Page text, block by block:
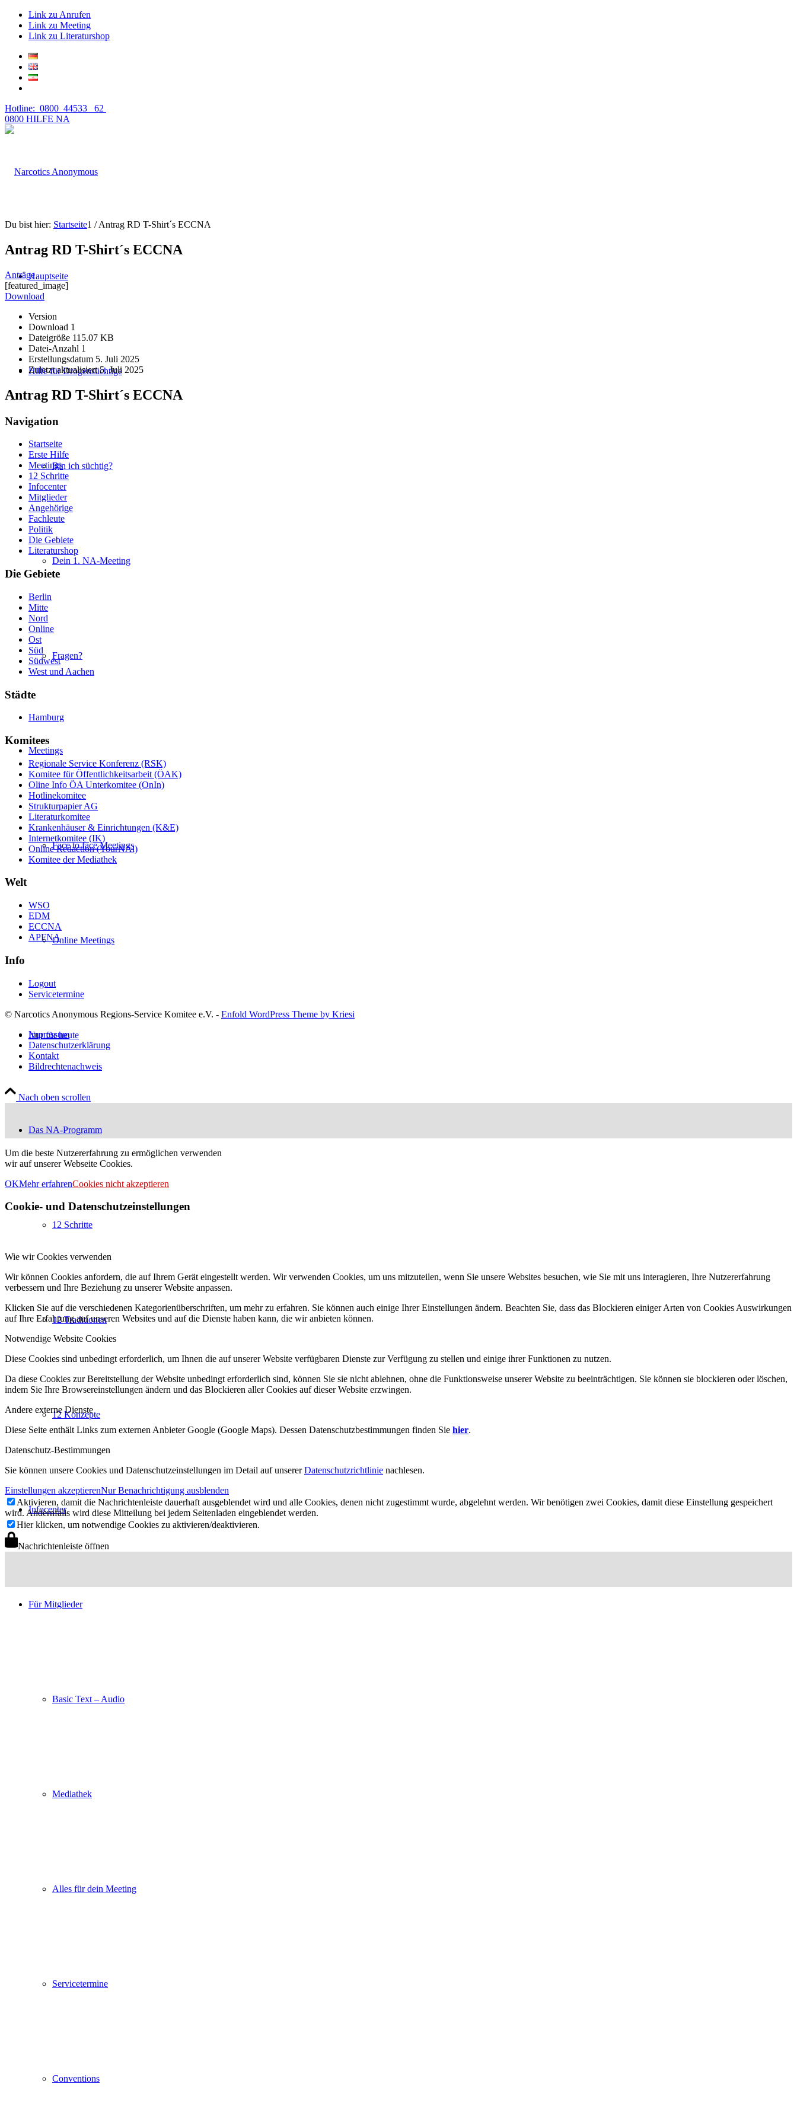
Link zu Anrufen
Link zu Meeting
Link zu Literaturshop
Hotline: 0800 44533 62
0800 HILFE NA
Hauptseite
Hilfe für Drogensüchtige
Bin ich süchtig?
Dein 1. NA-Meeting
Fragen?
Meetings
Face to face Meetings
Online Meetings
Nur für heute
Das NA-Programm
12 Schritte
12 Traditionen
12 Konzepte
Infocenter
Für Mitglieder
Basic Text – Audio
Mediathek
Alles für dein Meeting
Servicetermine
Conventions
Du bist hier: Startseite1 / Antrag RD T-Shirt´s ECCNA
Antrag RD T-Shirt´s ECCNA
Anträge
[featured_image]
Download
Version
Download 1
Dateigröße 115.07 KB
Datei-Anzahl 1
Erstellungsdatum 5. Juli 2025
Zuletzt aktualisiert5. Juli 2025
Antrag RD T-Shirt´s ECCNA
Navigation
Startseite
Erste Hilfe
Meetings
12 Schritte
Infocenter
Mitglieder
Angehörige
Fachleute
Politik
Die Gebiete
Literaturshop
Die Gebiete
Berlin
Mitte
Nord
Online
Ost
Süd
Südwest
West und Aachen
Städte
Hamburg
Komitees
Regionale Service Konferenz (RSK)
Komitee für Öffentlichkeitsarbeit (ÖAK)
Oline Info ÖA Unterkomitee (OnIn)
Hotlinekomitee
Strukturpapier AG
Literaturkomitee
Krankenhäuser & Einrichtungen (K&E)
Internetkomitee (IK)
Online Redaction (YourNAl)
Komitee der Mediathek
Welt
WSO
EDM
ECCNA
APFNA
Info
Logout
Servicetermine
© Narcotics Anonymous Regions-Service Komitee e.V. - Enfold WordPress Theme by Kriesi
Impressum
Datenschutzerklärung
Kontakt
Bildrechtenachweis
Nach oben scrollen
Um die beste Nutzererfahrung zu ermöglichen verwenden
wir auf unserer Webseite Cookies.
OKMehr erfahrenCookies nicht akzeptieren
Cookie- und Datenschutzeinstellungen
Wie wir Cookies verwenden
Wir können Cookies anfordern, die auf Ihrem Gerät eingestellt werden. Wir verwenden Cookies, um uns mitzuteilen, wenn Sie unsere Websites besuchen, wie Sie mit uns interagieren, Ihre Nutzererfahrung
verbessern und Ihre Beziehung zu unserer Website anpassen.
Klicken Sie auf die verschiedenen Kategorienüberschriften, um mehr zu erfahren. Sie können auch einige Ihrer Einstellungen ändern. Beachten Sie, dass das Blockieren einiger Arten von Cookies Auswirkungen
auf Ihre Erfahrung auf unseren Websites und auf die Dienste haben kann, die wir anbieten können.
Notwendige Website Cookies
Diese Cookies sind unbedingt erforderlich, um Ihnen die auf unserer Website verfügbaren Dienste zur Verfügung zu stellen und einige ihrer Funktionen zu nutzen.
Da diese Cookies zur Bereitstellung der Website unbedingt erforderlich sind, können Sie sie nicht ablehnen, ohne die Funktionsweise unserer Website zu beeinträchtigen. Sie können sie blockieren oder löschen,
indem Sie Ihre Browsereinstellungen ändern und das Blockieren aller Cookies auf dieser Website erzwingen.
Andere externe Dienste
Diese Seite enthält Links zum externen Anbieter Google (Google Maps). Dessen Datenschutzbestimmungen finden Sie hier.
Datenschutz-Bestimmungen
Sie können unsere Cookies und Datenschutzeinstellungen im Detail auf unsererDatenschutzrichtlinie nachlesen.
Einstellungen akzeptierenNur Benachrichtigung ausblenden
Aktivieren, damit die Nachrichtenleiste dauerhaft ausgeblendet wird und alle Cookies, denen nicht zugestimmt wurde, abgelehnt werden. Wir benötigen zwei Cookies, damit diese Einstellung gespeichert
wird. Andernfalls wird diese Mitteilung bei jedem Seitenladen eingeblendet werden.
Hier klicken, um notwendige Cookies zu aktivieren/deaktivieren.
Nachrichtenleiste öffnen